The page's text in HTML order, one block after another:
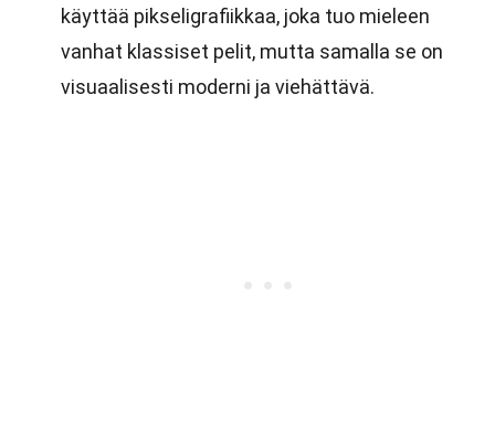
käyttää pikseligrafiikkaa, joka tuo mieleen
vanhat klassiset pelit, mutta samalla se on
visuaalisesti moderni ja viehättävä.